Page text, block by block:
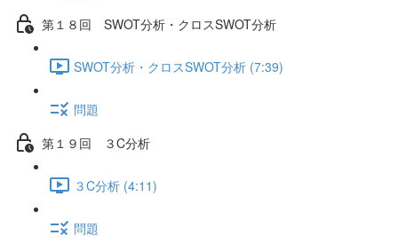
第１８回 SWOT分析・クロスSWOT分析
SWOT分析・クロスSWOT分析 (7:39)
問題
第１９回 ３C分析
３C分析 (4:11)
問題